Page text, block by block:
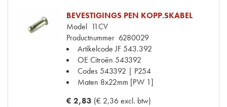
BEVESTIGINGS PEN KOPP.SKABEL
Model 11CV
Productnummer 6280029
Artikelcode JF543.392
OE Citroën 543392
Codes543392 | P254
Maten 8x22mm [PW 1]
€ 2,83 (€ 2,36 excl. btw)